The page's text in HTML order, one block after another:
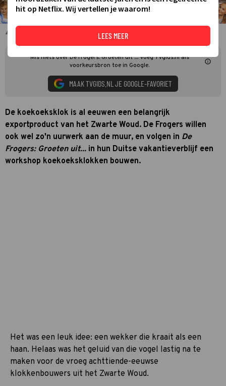
De Frogers voor De Frogers: Groeten Uit...
Mis niets over De Frogers: Groeten uit .... Voeg TVgids.nl als
voorkeursbron toe in Google.
MAAK TVGIDS.NL JE GOOGLE-FAVORIET
De koekoeksklok is al eeuwen een belangrijk
exportproduct van het Zwarte Woud. De Frogers willen
ook wel zo'n uurwerk aan de muur, en volgen in De
Frogers: Groeten uit... in hun Duitse vakantieverblijf een
workshop koekoeksklokken bouwen.
Het was een leuk idee: een wekker die kraait als een
haan. Helaas was het geluid van die vogel lastig na te
maken voor de vroeg achttiende-eeuwse
klokkenbouwers uit het Zwarte Woud.
hit op Netflix. Wij vertellen je waarom!
LEES MEER